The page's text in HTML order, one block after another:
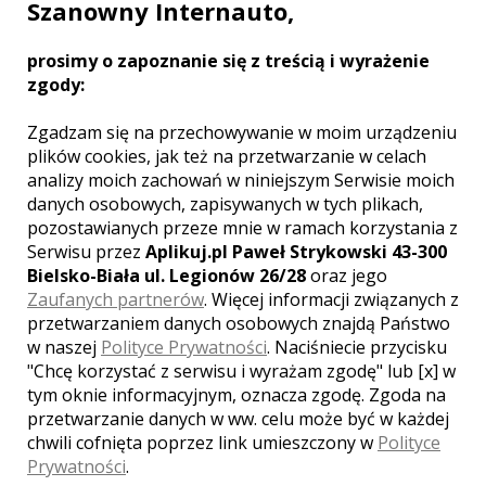
Warto ten moment zarejestrować z
najwyższą starannością i kulturą.
Liczba pozycji: 1
WOJEWÓDZTWO ŁÓDZKIE – ZOBACZ
LISTĘ KAMERZYSTÓW Z INNYCH
MIAST:
Wideofilmowanie Łódź
Szanowny Internauto,
prosimy o zapoznanie się z treścią i wyrażenie
zgody:
Zgadzam się na przechowywanie w moim urządzeniu
plików cookies, jak też na przetwarzanie w celach
analizy moich zachowań w niniejszym Serwisie moich
danych osobowych, zapisywanych w tych plikach,
pozostawianych przeze mnie w ramach korzystania z
Serwisu przez Aplikuj.pl Paweł Strykowski 43-300
Bielsko-Biała ul. Legionów 26/28oraz jego
Zaufanych partnerów. Więcej informacji związanych z
przetwarzaniem danych osobowych znajdą Państwo
w naszej Polityce Prywatności. Naciśniecie przycisku
"Chcę korzystać z serwisu i wyrażam zgodę" lub [x] w
tym oknie informacyjnym, oznacza zgodę. Zgoda na
przetwarzanie danych w ww. celu może być w każdej
chwili cofnięta poprzez link umieszczony w Polityce
Prywatności.